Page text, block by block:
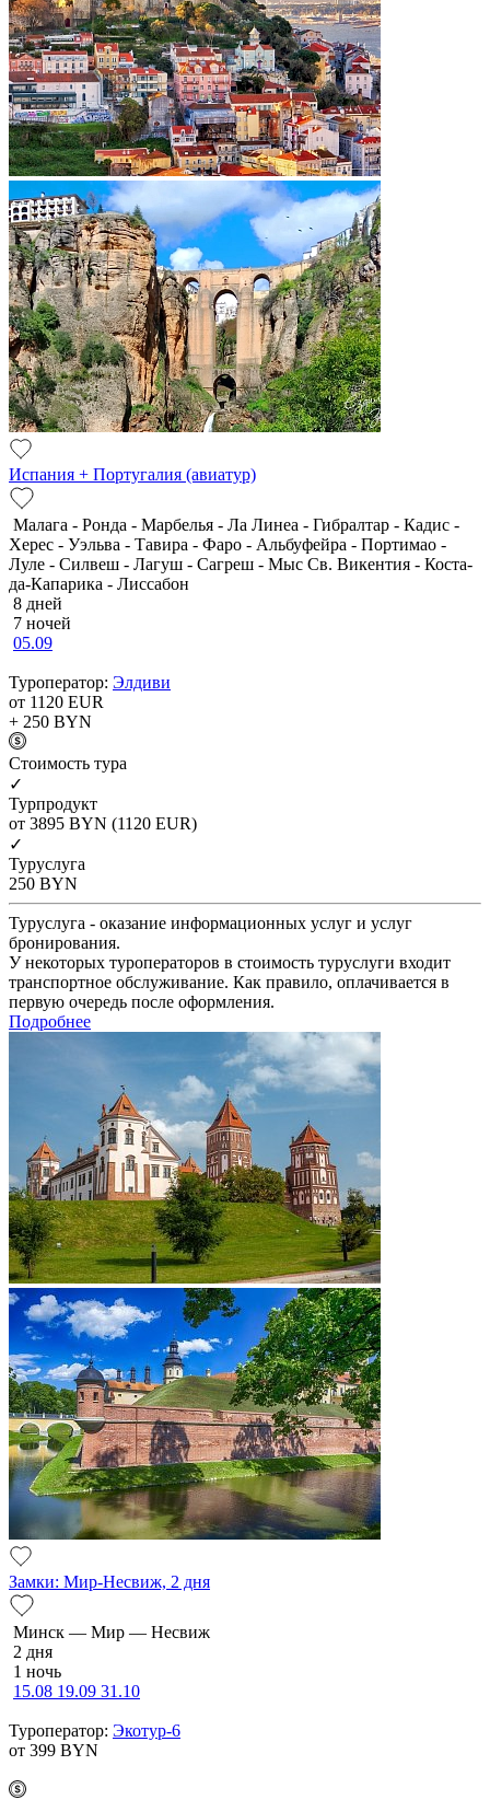
Испания + Португалия (авиатур)
Малага - Ронда - Марбелья - Ла Линеа - Гибралтар - Кадис -
Херес - Уэльва - Тавира - Фаро - Альбуфейра - Портимао -
Луле - Силвеш - Лагуш - Сагреш - Мыс Св. Викентия - Коста-
да-Капарика - Лиссабон
8 дней
7 ночей
05.09
Туроператор: Элдиви
от 1120 EUR
+ 250 BYN
Cтоимость тура
✓
Турпродукт
от 3895 BYN (1120 EUR)
✓
Туруслуга
250 BYN
Туруслуга - оказание информационных услуг и услуг
бронирования.
У некоторых туроператоров в стоимость туруслуги входит
транспортное обслуживание. Как правило, оплачивается в
первую очередь после оформления.
Подробнее
Замки: Мир-Несвиж, 2 дня
Минск — Мир — Несвиж
2 дня
1 ночь
15.08 19.09 31.10
Туроператор: Экотур-6
от 399 BYN